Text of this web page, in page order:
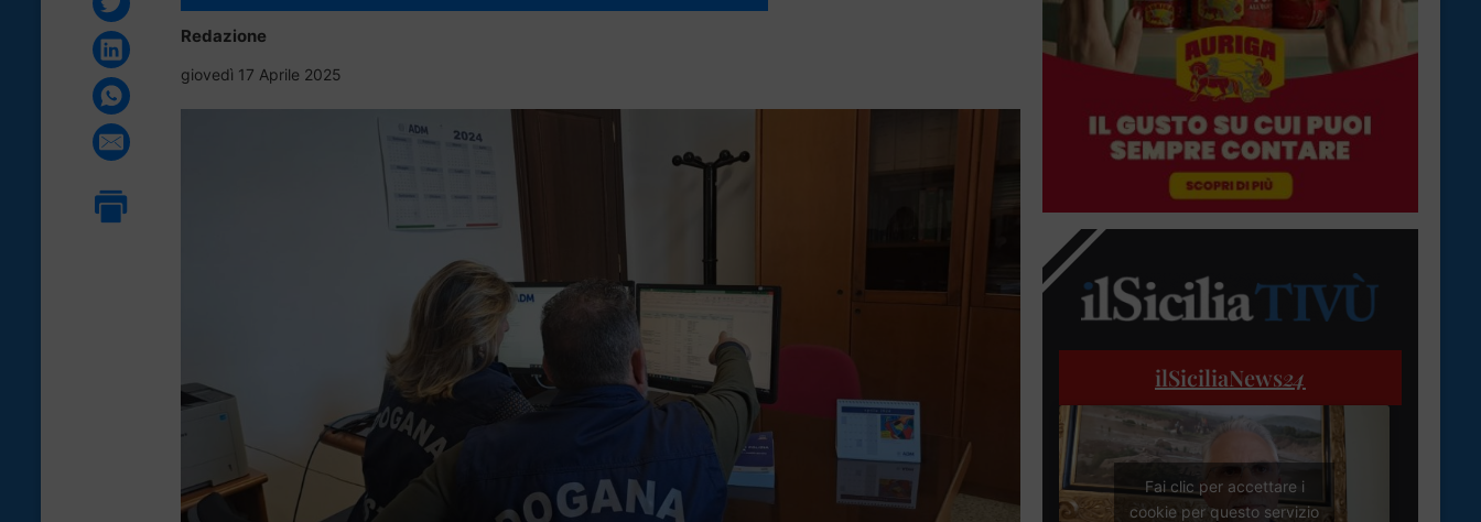
Redazione
giovedì 17 Aprile 2025
ilSiciliaNews24
Fai clic per accettare i
cookie per questo servizio